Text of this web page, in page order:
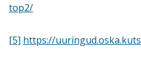
top2/
[5] https://